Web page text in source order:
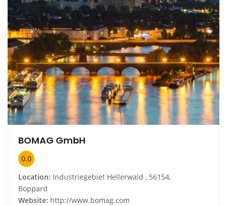
BOMAG GmbH
0.0
Location: Industriegebiet Hellerwald , 56154,
Boppard
Website: http://www.bomag.com